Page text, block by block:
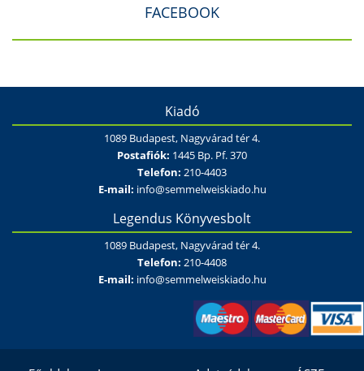
FACEBOOK
Kiadó
1089 Budapest, Nagyvárad tér 4.
Postafiók: 1445 Bp. Pf. 370
Telefon: 210-4403
E-mail: info@semmelweiskiado.hu
Legendus Könyvesbolt
1089 Budapest, Nagyvárad tér 4.
Telefon: 210-4408
E-mail: info@semmelweiskiado.hu